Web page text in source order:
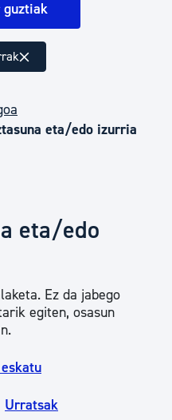
guztiak
eta/edo izurria
eta/edo
Ez da jabego
egiten, osasun
Urratsak